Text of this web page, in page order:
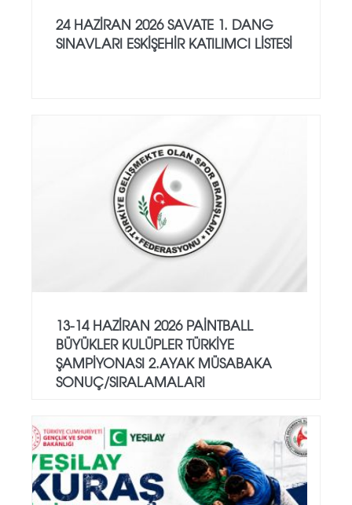
24 HAZİRAN 2026 SAVATE 1. DANG
SINAVLARI ESKİŞEHİR KATILIMCI LİSTESİ
13-14 HAZİRAN 2026 PAİNTBALL
BÜYÜKLER KULÜPLER TÜRKİYE
ŞAMPİYONASI 2.AYAK MÜSABAKA
SONUÇ/SIRALAMALARI